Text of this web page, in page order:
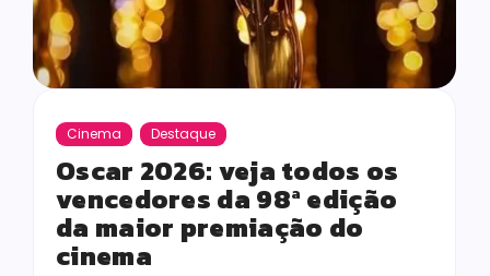
Cinema Destaque
Oscar 2026: veja todos os
vencedores da 98ª edição
da maior premiação do
cinema